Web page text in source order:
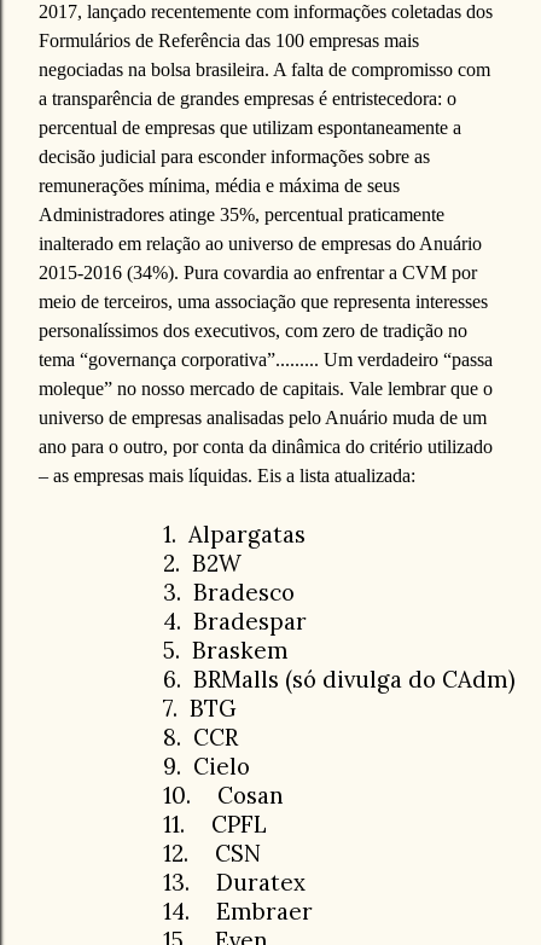
2017, lançado recentemente com informações coletadas dos
Formulários de Referência das 100 empresas mais
negociadas na bolsa brasileira. A falta de compromisso com
a transparência de grandes empresas é entristecedora: o
percentual de empresas que utilizam espontaneamente a
decisão judicial para esconder informações sobre as
remunerações mínima, média e máxima de seus
Administradores atinge 35%, percentual praticamente
inalterado em relação ao universo de empresas do Anuário
2015-2016 (34%). Pura covardia ao enfrentar a CVM por
meio de terceiros, uma associação que representa interesses
personalíssimos dos executivos, com zero de tradição no
tema “governança corporativa”......... Um verdadeiro “passa
moleque” no nosso mercado de capitais. Vale lembrar que o
universo de empresas analisadas pelo Anuário muda de um
ano para o outro, por conta da dinâmica do critério utilizado
– as empresas mais líquidas. Eis a lista atualizada:
1. Alpargatas
2. B2W
3. Bradesco
4. Bradespar
5. Braskem
6. BRMalls (só divulga do CAdm)
7. BTG
8. CCR
9. Cielo
10.
Cosan
11.
CPFL
12.
CSN
13.
Duratex
14.
Embraer